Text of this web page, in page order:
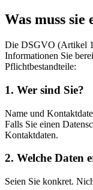
Was muss sie
Die DSGVO (Artikel
Informationen Sie
Pflichtbestandteile:
1. Wer sind Sie?
Name und
Falls Sie einen
Kontaktdaten.
2. Welche Daten
Seien Sie konkret.